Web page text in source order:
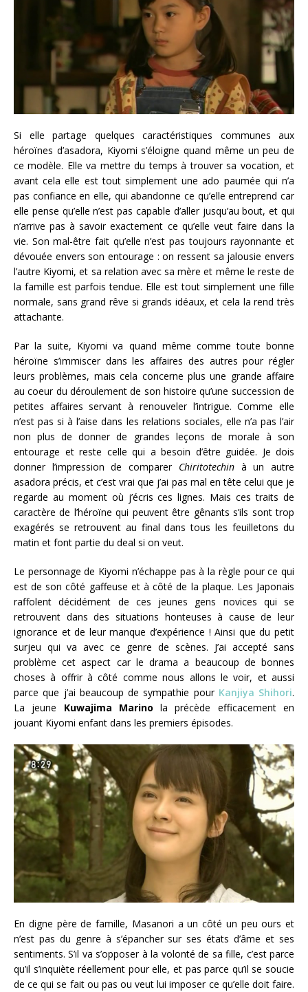
Si elle partage quelques caractéristiques communes aux
héroïnes d’asadora, Kiyomi s’éloigne quand même un peu de
ce modèle. Elle va mettre du temps à trouver sa vocation, et
avant cela elle est tout simplement une ado paumée qui n’a
pas confiance en elle, qui abandonne ce qu’elle entreprend car
elle pense qu’elle n’est pas capable d’aller jusqu’au bout, et qui
n’arrive pas à savoir exactement ce qu’elle veut faire dans la
vie. Son mal-être fait qu’elle n’est pas toujours rayonnante et
dévouée envers son entourage : on ressent sa jalousie envers
l’autre Kiyomi, et sa relation avec sa mère et même le reste de
la famille est parfois tendue. Elle est tout simplement une fille
normale, sans grand rêve si grands idéaux, et cela la rend très
attachante.
Par la suite, Kiyomi va quand même comme toute bonne
héroïne s’immiscer dans les affaires des autres pour régler
leurs problèmes, mais cela concerne plus une grande affaire
au coeur du déroulement de son histoire qu’une succession de
petites affaires servant à renouveler l’intrigue. Comme elle
n’est pas si à l’aise dans les relations sociales, elle n’a pas l’air
non plus de donner de grandes leçons de morale à son
entourage et reste celle qui a besoin d’être guidée. Je dois
donner l’impression de comparer Chiritotechinà un autre
asadora précis, et c’est vrai que j’ai pas mal en tête celui que je
regarde au moment où j’écris ces lignes. Mais ces traits de
caractère de l’héroïne qui peuvent être gênants s’ils sont trop
exagérés se retrouvent au final dans tous les feuilletons du
matin et font partie du deal si on veut.
Le personnage de Kiyomi n’échappe pas à la règle pour ce qui
est de son côté gaffeuse et à côté de la plaque. Les Japonais
raffolent décidément de ces jeunes gens novices qui se
retrouvent dans des situations honteuses à cause de leur
ignorance et de leur manque d’expérience ! Ainsi que du petit
surjeu qui va avec ce genre de scènes. J’ai accepté sans
problème cet aspect car le drama a beaucoup de bonnes
choses à offrir à côté comme nous allons le voir, et aussi
parce que j’ai beaucoup de sympathie pour Kanjiya Shihori.
La jeune Kuwajima Marino la précède efficacement en
jouant Kiyomi enfant dans les premiers épisodes.
En digne père de famille, Masanori a un côté un peu ours et
n’est pas du genre à s’épancher sur ses états d’âme et ses
sentiments. S’il va s’opposer à la volonté de sa fille, c’est parce
qu’il s’inquiète réellement pour elle, et pas parce qu’il se soucie
de ce qui se fait ou pas ou veut lui imposer ce qu’elle doit faire.